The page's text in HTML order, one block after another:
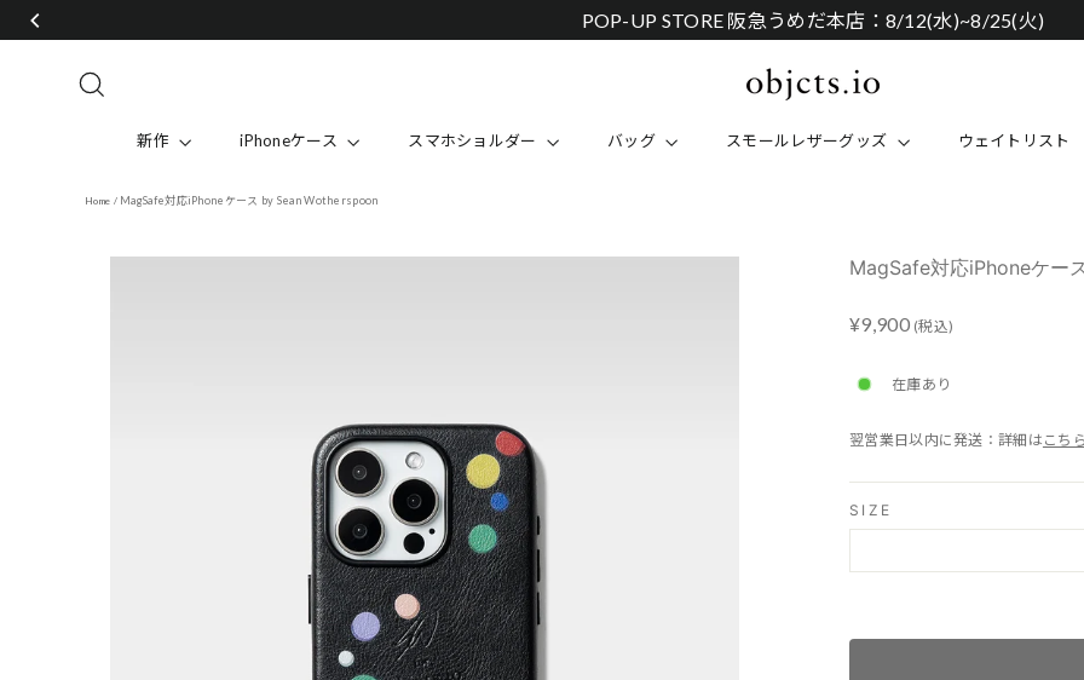
content
ニュースレター登録で初回購入5%OFF
新作 iPhoneケース スマホショルダー バッグ スモールレザーグッズ ウェイトリスト
Home /MagSafe対応iPhoneケース by Sean Wotherspoon
MagSafe対応iPhoneケー
Regular
¥9,900 (税込)
在庫あり
翌営業日以内に発送：詳細は こちら
SIZE